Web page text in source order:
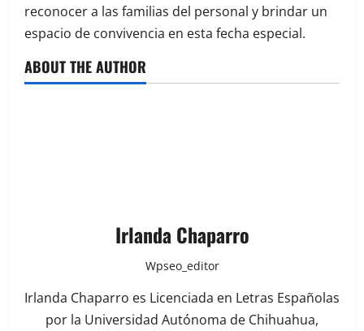
reconocer a las familias del personal y brindar un
espacio de convivencia en esta fecha especial.
ABOUT THE AUTHOR
Irlanda Chaparro
Wpseo_editor
Irlanda Chaparro es Licenciada en Letras Españolas
por la Universidad Autónoma de Chihuahua,